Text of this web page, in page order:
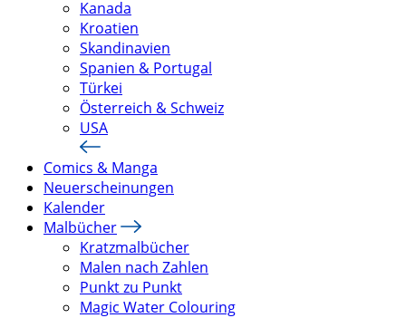
Kanada
Kroatien
Skandinavien
Spanien & Portugal
Türkei
Österreich & Schweiz
USA
Comics & Manga
Neuerscheinungen
Kalender
Malbücher
Kratzmalbücher
Malen nach Zahlen
Punkt zu Punkt
Magic Water Colouring